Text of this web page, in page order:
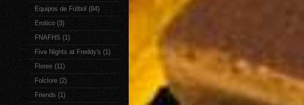
Equipos de Fútbol (84)
Erotico (3)
FNAFHS (1)
Five Nights at Freddy's (1)
Flores (11)
Folclore (2)
Friends (1)